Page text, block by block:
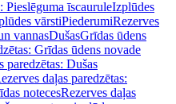
Pieslēguma īscauruleIzplūdes
vārstiPiederumiRezerves
vannasDušasGrīdas ūdens
Grīdas ūdens novade
paredzētas: Dušas
daļas paredzētas:
notecesRezerves daļas